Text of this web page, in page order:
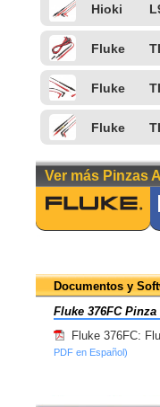
Hioki
Fluke
Fluke
Fluke
Ver más Pinzas
Documentos y
Fluke 376FC
Fluke 376FC:
PDF en Español)